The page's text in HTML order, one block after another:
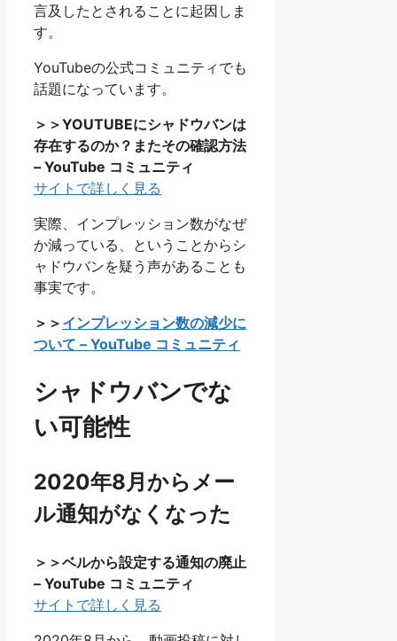
言及したとされることに起因しま
す。
YouTubeの公式コミュニティでも
話題になっています。
＞＞YOUTUBEにシャドウバンは
存在するのか？またその確認方法
– YouTube コミュニティ
サイトで詳しく見る
実際、インプレッション数がなぜ
か減っている、ということからシ
ャドウバンを疑う声があることも
事実です。
＞＞ インプレッション数の減少に
ついて – YouTube コミュニティ
シャドウバンでな
い可能性
2020年8月からメー
ル通知がなくなった
＞＞ベルから設定する通知の廃止
– YouTube コミュニティ
サイトで詳しく見る